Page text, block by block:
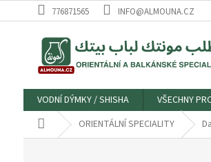
na
776871565 INFO@ALMOUNA.CZ
VODNÍ DÝMKY / SHISHA VŠECHNY
Domů ORIENTÁLNÍ SPECIALITY